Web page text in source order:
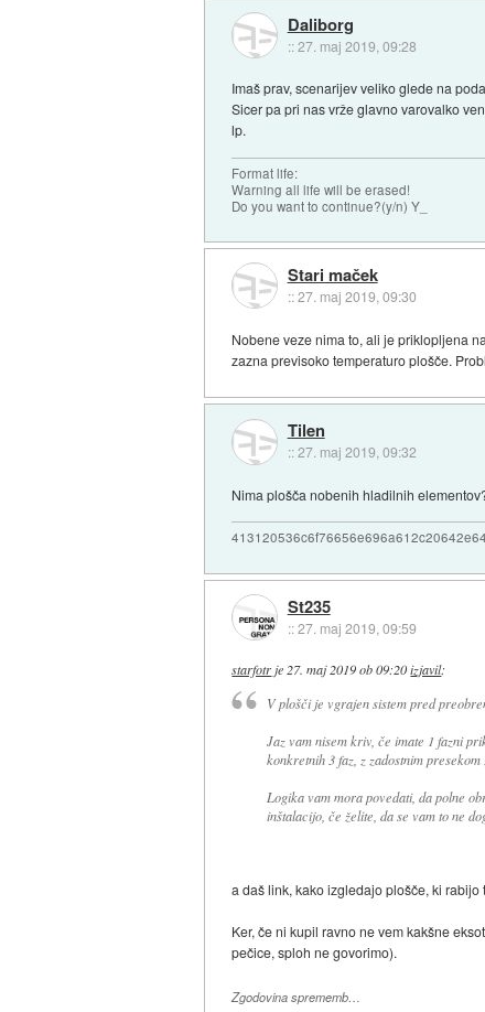
Daliborg
::27. maj 2019, 09:28
Imaš prav, scenarijev veliko glede na
Sicer pa pri nas vrže glavno varovalko
lp.
Format life:
Warning all life will be erased!
Do you want to continue?(y/n) Y_
Stari maček
::27. maj 2019, 09:30
Nobene veze nima to, ali je priklopljena
zazna previsoko temperaturo plošče.
Tilen
::27. maj 2019, 09:32
Nima plošča nobenih hladilnih
St235
::27. maj 2019, 09:59
starfotrje27. maj 2019 ob 09:20 izjavil:
V plošči je vgrajen sistem pred
Jaz vam nisem kriv, če imate 1 fazni
konkretnih 3 faz, z zadostnim presekom
Logika vam mora povedati, da polne
inštalacijo, če želite, da se vam to ne
a daš link, kako izgledajo plošče, ki rabijo
Ker, če ni kupil ravno ne vem kakšne
pečice, sploh ne govorimo).
Zgodovina sprememb…